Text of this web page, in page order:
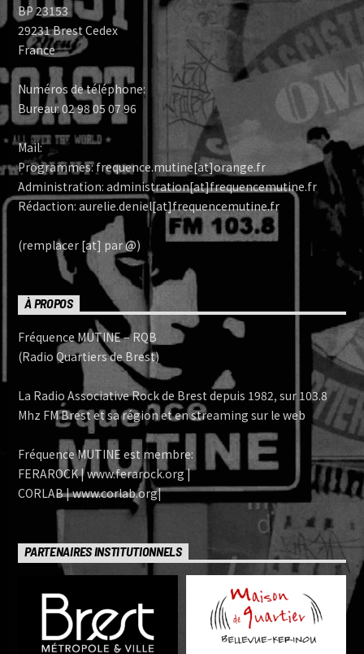
BP 23153
29231 Brest Cedex
France
Numéros de téléphone:
Bureau: 02 98 05 07 96
Mail:
Programmes: frequence.mutine[at]orange.fr
Administration: administration[at]frequencemutine.fr
Rédaction: aurelie.deniel[at]frequencemutine.fr
(remplacer [at] par @)
À PROPOS
Fréquence MUTINE – RQB
(Radio Quartiers de Brest)
La Radio Associative Rock de Brest depuis 1982, sur 103.8
Mhz FM Brest et sa région et en streaming sur le web
Fréquence MUTINE est membre:
FERAROCK | www.ferarock.org |
CORLAB | www.corlab.org|
PARTENAIRES INSTITUTIONNELS